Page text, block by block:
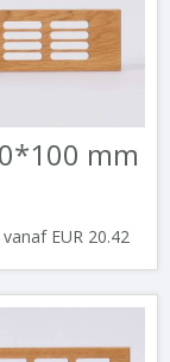
mm
EUR 20.42